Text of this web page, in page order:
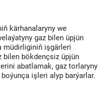
kärhanalaryny we
gaz bilen üpjün
müdirliginiň işgärleri
bilen bökdençsiz üpjün
abatlamak, gaz torlaryny
işleri alyp barýarlar.